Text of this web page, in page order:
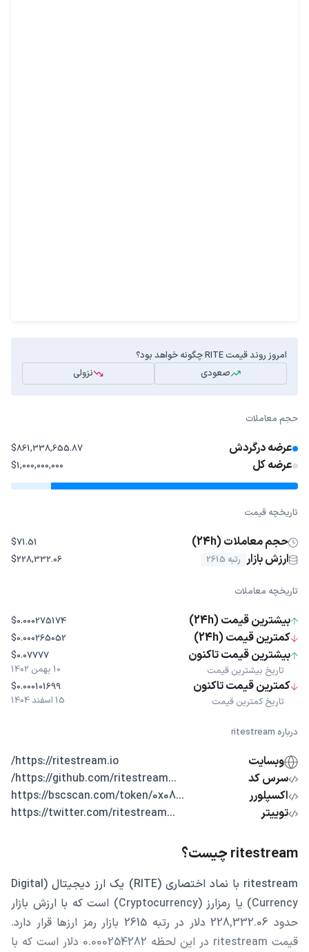
امروز روند قیمت RITE چگونه خواهد بود؟
صعودی
نزولی
حجم معاملات
عرضه درگردش $861,338,655.87
عرضه کل $1,000,000,000
تاریخچه قیمت
حجم معاملات (24h) $71.51
ارزش بازار رتبه 2615 $228,332.06
تاریخچه معاملات
بیشترین قیمت (24h) $0.000275174
کمترین قیمت (24h) $0.000265052
بیشترین قیمت تاکنون
تاریخ بیشترین قیمت
$0.07777
10 بهمن 1402
کمترین قیمت تاکنون
تاریخ کمترین قیمت
$0.000101699
15 اسفند 1404
درباره ritestream
وبسایت
https://ritestream.io/
سرس کد
...https://github.com/ritestream/
اکسپلورر
...https://bscscan.com/token/0x08
توییتر
...https://twitter.com/ritestream
ritestream چیست؟
ritestream با نماد اختصاری (RITE) یک ارز دیجیتال (Digital
Currency) یا رمزارز (Cryptocurrency) است که با ارزش بازار
حدود 228,332.06 دلار در رتبه 2615 بازار رمز ارزها قرار دارد.
قیمت ritestream در این لحظه 0.000254282 دلار است که با